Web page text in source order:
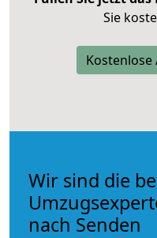
Sie
Wir sind die
nach Senden